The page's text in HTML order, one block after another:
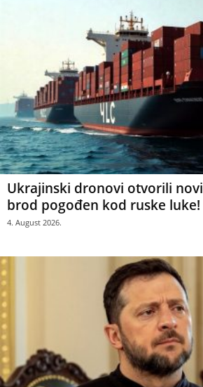
Ukrajinski dronovi otvorili
brod pogođen kod ruske luke!
4. August 2026.